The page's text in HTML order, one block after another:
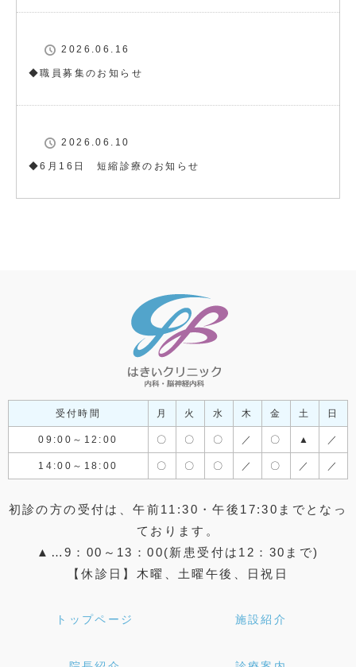
2026.06.16
◆職員募集のお知らせ
2026.06.10
◆6月16日 短縮診療のお知らせ
受付時間 月 火 水 木 金 土 日
09:00～12:00 〇 〇 〇 ／ 〇 ▲ ／
14:00～18:00 〇 〇 〇 ／ 〇 ／ ／
初診の方の受付は、午前11:30・午後17:30までとなっ
ております。
▲…9：00～13：00(新患受付は12：30まで)
【休診日】木曜、土曜午後、日祝日
トップページ 施設紹介